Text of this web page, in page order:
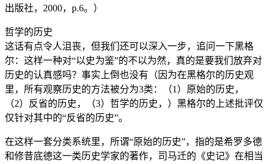
出版社，2000，p.6。）
哲学的历史
这话有点令人沮丧，但我们还可以深入一步，追问一下黑格
尔：这样一种对“以史为鉴”的不以为然，真的是要我们放弃对
历史的认真感吗？事实上倒也没有（因为在黑格尔的历史观
里，所有观察历史的方法被分为3类：（1）原始的历史，
（2）反省的历史，（3）哲学的历史，）黑格尔的上述批评仅
仅针对其中的“反省的历史”。
在这样一套分类系统里，所谓“原始的历史”，指的是希罗多德
和修昔底德这一类历史学家的著作，司马迁的《史记》在相当